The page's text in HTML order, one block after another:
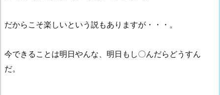
だからこそ楽しいという説もありますが・・・。
今できることは明日やんな、明日もし〇んだらどうすん
だ。